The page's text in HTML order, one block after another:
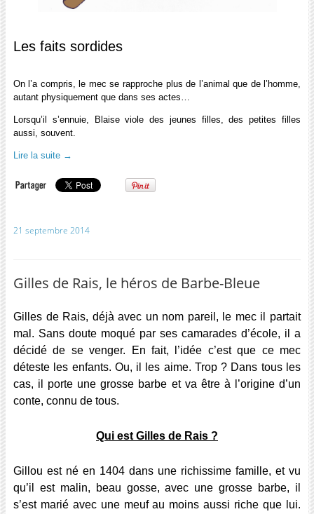
Les faits sordides
On l’a compris, le mec se rapproche plus de l’animal que de l’homme,
autant physiquement que dans ses actes…
Lorsqu’il s’ennuie, Blaise viole des jeunes filles, des petites filles
aussi, souvent.
Lire la suite →
21 septembre 2014
Gilles de Rais, le héros de Barbe-Bleue
Gilles de Rais, déjà avec un nom pareil, le mec il partait
mal. Sans doute moqué par ses camarades d’école, il a
décidé de se venger. En fait, l’idée c’est que ce mec
déteste les enfants. Ou, il les aime. Trop ? Dans tous les
cas, il porte une grosse barbe et va être à l’origine d’un
conte, connu de tous.
Qui est Gilles de Rais ?
Gillou est né en 1404 dans une richissime famille, et vu
qu’il est malin, beau gosse, avec une grosse barbe, il
s’est marié avec une meuf au moins aussi riche que lui.